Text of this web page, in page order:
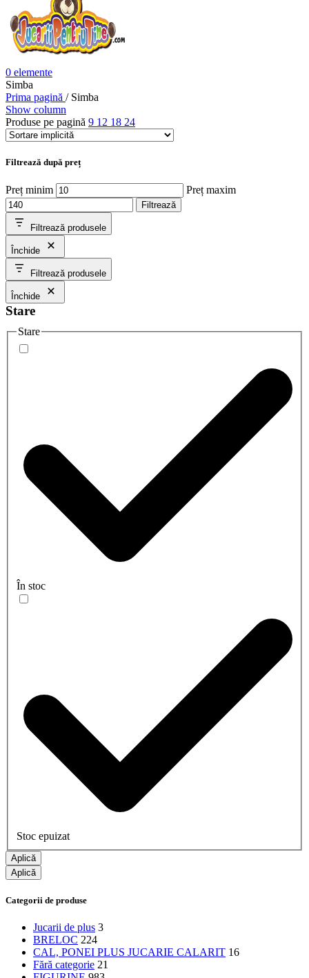
0 elemente
Simba
Prima pagină / Simba
Show column
Produse pe pagină 9 12 18 24
Filtrează după preț
Preț minim Preț maxim
Filtrează
Filtrează produsele
Închide
Filtrează produsele
Închide
Stare
Stare
În stoc
Stoc epuizat
Aplică
Aplică
Categorii de produse
Jucarii de plus 3
BRELOC 224
CAL, PONEI PLUS JUCARIE CALARIT 16
Fără categorie 21